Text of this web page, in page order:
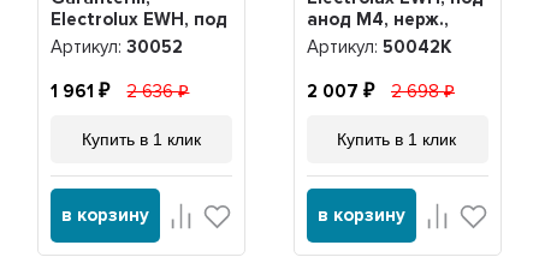
Electrolux EWH, под
анод М4, 30052
Артикул:30052
1 961 2 636
Купить в 1 клик
в корзину
анод М4, нерж.,
PREMIUM +
прокладка + анод,
50042K
Артикул: 50042K
2 007 2 698
Купить в 1 клик
в корзину